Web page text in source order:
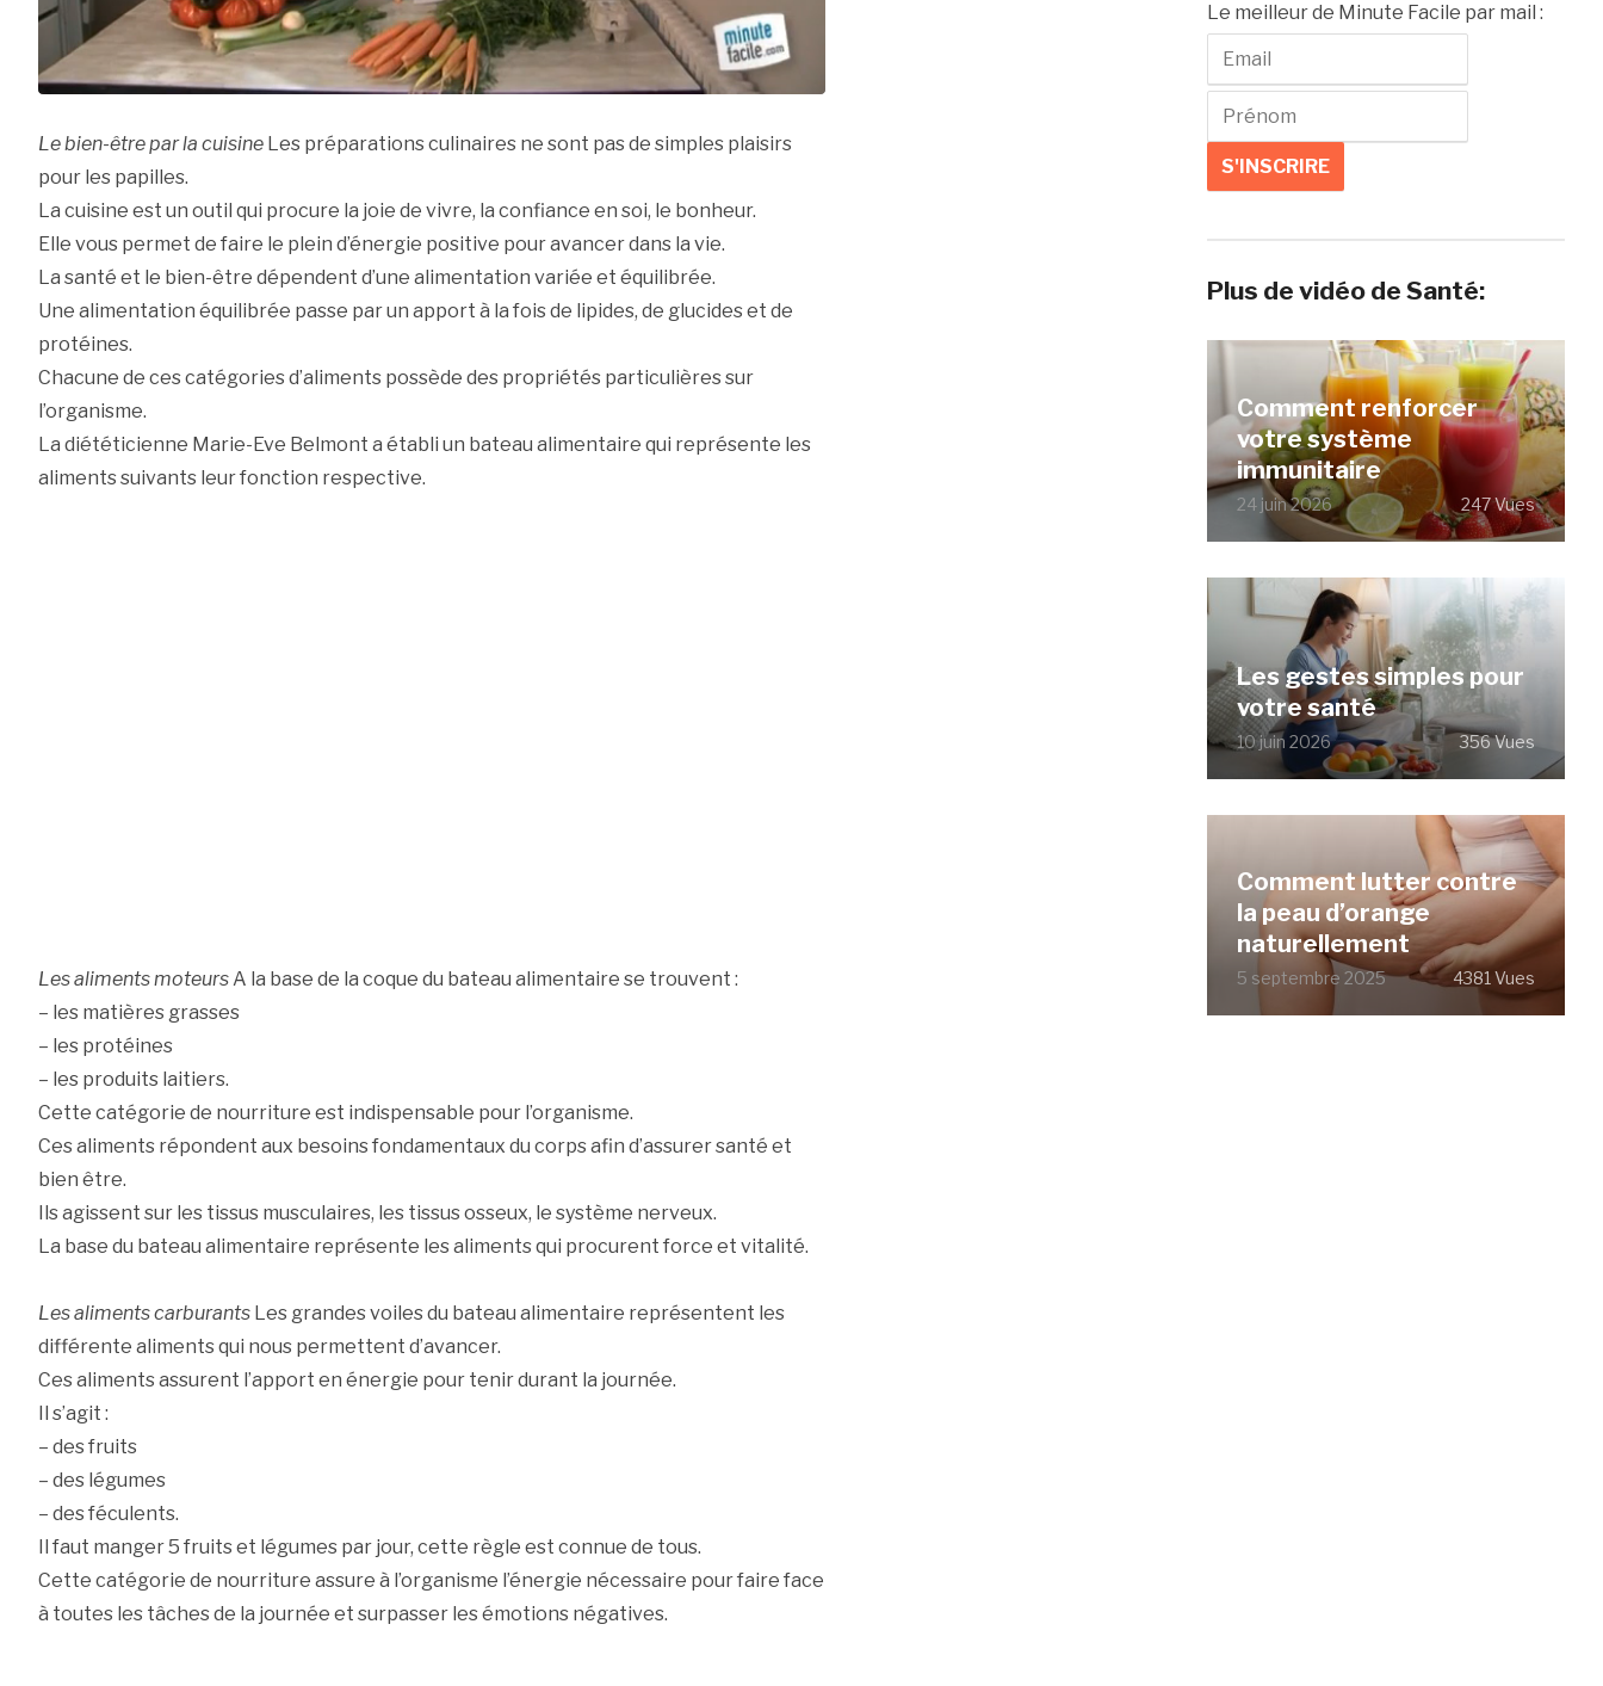
Le bien-être par la cuisineLes préparations culinaires ne sont pas de simples plaisirs
pour les papilles.
La cuisine est un outil qui procure la joie de vivre, la confiance en soi, le bonheur.
Elle vous permet de faire le plein d’énergie positive pour avancer dans la vie.
La santé et le bien-être dépendent d’une alimentation variée et équilibrée.
Une alimentation équilibrée passe par un apport à la fois de lipides, de glucides et de
protéines.
Chacune de ces catégories d’aliments possède des propriétés particulières sur
l’organisme.
La diététicienne Marie-Eve Belmont a établi un bateau alimentaire qui représente les
aliments suivants leur fonction respective.
Les aliments moteursA la base de la coque du bateau alimentaire se trouvent :
– les matières grasses
– les protéines
– les produits laitiers.
Cette catégorie de nourriture est indispensable pour l’organisme.
Ces aliments répondent aux besoins fondamentaux du corps afin d’assurer santé et
bien être.
Ils agissent sur les tissus musculaires, les tissus osseux, le système nerveux.
La base du bateau alimentaire représente les aliments qui procurent force et vitalité.
Les aliments carburantsLes grandes voiles du bateau alimentaire représentent les
différente aliments qui nous permettent d’avancer.
Ces aliments assurent l’apport en énergie pour tenir durant la journée.
Il s’agit :
– des fruits
– des légumes
– des féculents.
Il faut manger 5 fruits et légumes par jour, cette règle est connue de tous.
Cette catégorie de nourriture assure à l’organisme l’énergie nécessaire pour faire face
à toutes les tâches de la journée et surpasser les émotions négatives.
Le meilleur de Minute Facile par mail :
Plus de vidéo de Santé:
Comment renforcer
votre système
immunitaire
24 juin 2026 247 Vues
Les gestes simples pour
votre santé
10 juin 2026 356 Vues
Comment lutter contre
la peau d’orange
naturellement
5 septembre 2025 4381 Vues